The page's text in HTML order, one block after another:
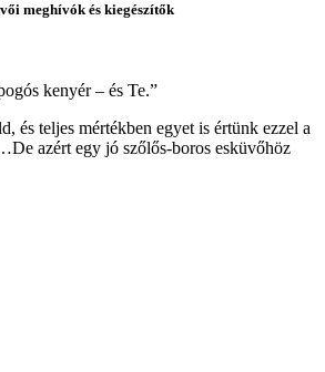
meghívók és kiegészítők
kenyér – és Te.”
és teljes mértékben egyet is értünk ezzel a
azért egy jó szőlős-boros esküvőhöz